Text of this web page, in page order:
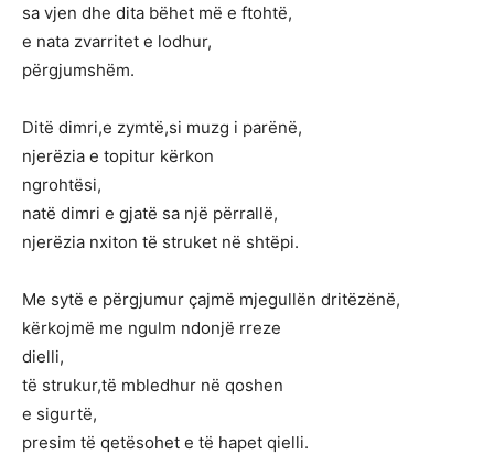
sa vjen dhe dita bëhet më e ftohtë,
e nata zvarritet e lodhur,
përgjumshëm.
Ditë dimri,e zymtë,si muzg i parënë,
njerëzia e topitur kërkon
ngrohtësi,
natë dimri e gjatë sa një përrallë,
njerëzia nxiton të struket në shtëpi.
Me sytë e përgjumur çajmë mjegullën dritëzënë,
kërkojmë me ngulm ndonjë rreze
dielli,
të strukur,të mbledhur në qoshen
e sigurtë,
presim të qetësohet e të hapet qielli.